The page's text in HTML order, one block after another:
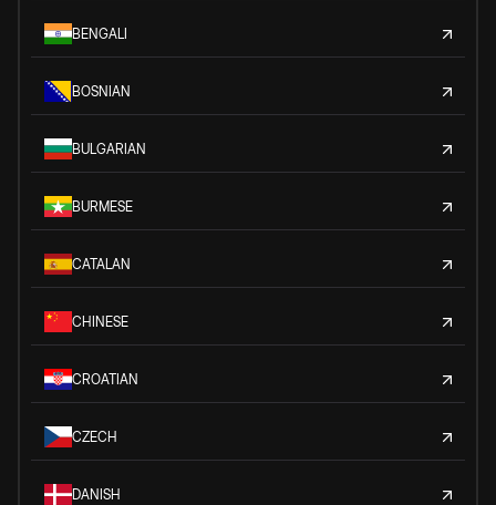
BENGALI
BOSNIAN
BULGARIAN
BURMESE
CATALAN
CHINESE
CROATIAN
CZECH
DANISH